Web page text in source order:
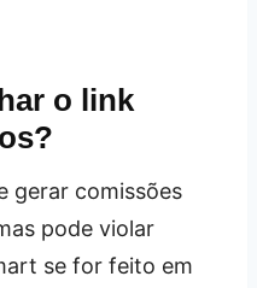
o link
gerar comissões
pode violar
se for feito em